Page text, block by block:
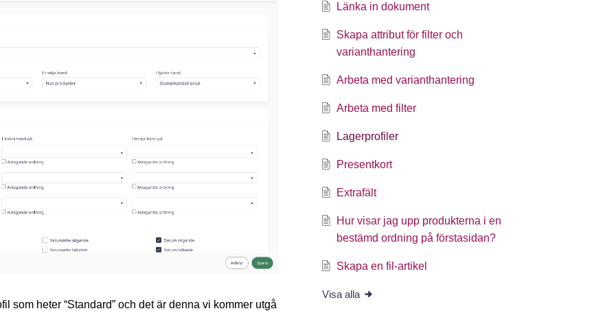
som heter “Standard” och det är denna vi kommer utgå
Länka in dokument
Skapa attribut för filter och
varianthantering
Arbeta med varianthantering
Arbeta med filter
Lagerprofiler
Presentkort
Extrafält
Hur visar jag upp produkterna i en
bestämd ordning på förstasidan?
Skapa en fil-artikel
Visa alla